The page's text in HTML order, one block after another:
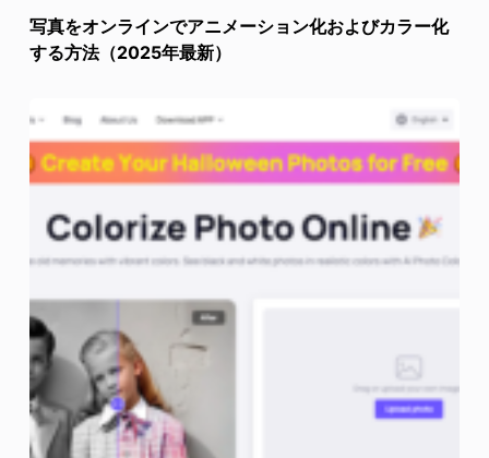
写真をオンラインでアニメーション化およびカラー化
する方法（2025年最新）